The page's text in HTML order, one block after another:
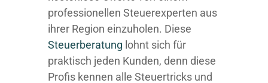
professionellen Steuerexperten aus
ihrer Region einzuholen. Diese
Steuerberatung lohnt sich für
praktisch jeden Kunden, denn diese
Profis kennen alle Steuertricks und